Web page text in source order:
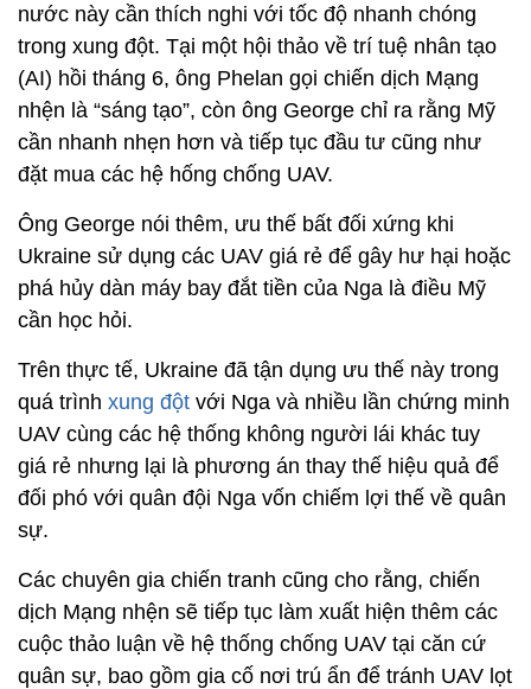
nước này cần thích nghi với tốc độ nhanh chóng
trong xung đột. Tại một hội thảo về trí tuệ nhân tạo
(AI) hồi tháng 6, ông Phelan gọi chiến dịch Mạng
nhện là “sáng tạo”, còn ông George chỉ ra rằng Mỹ
cần nhanh nhẹn hơn và tiếp tục đầu tư cũng như
đặt mua các hệ hống chống UAV.
Ông George nói thêm, ưu thế bất đối xứng khi
Ukraine sử dụng các UAV giá rẻ để gây hư hại hoặc
phá hủy dàn máy bay đắt tiền của Nga là điều Mỹ
cần học hỏi.
Trên thực tế, Ukraine đã tận dụng ưu thế này trong
quá trình xung đột với Nga và nhiều lần chứng minh
UAV cùng các hệ thống không người lái khác tuy
giá rẻ nhưng lại là phương án thay thế hiệu quả để
đối phó với quân đội Nga vốn chiếm lợi thế về quân
sự.
Các chuyên gia chiến tranh cũng cho rằng, chiến
dịch Mạng nhện sẽ tiếp tục làm xuất hiện thêm các
cuộc thảo luận về hệ thống chống UAV tại căn cứ
quân sự, bao gồm gia cố nơi trú ẩn để tránh UAV lọt